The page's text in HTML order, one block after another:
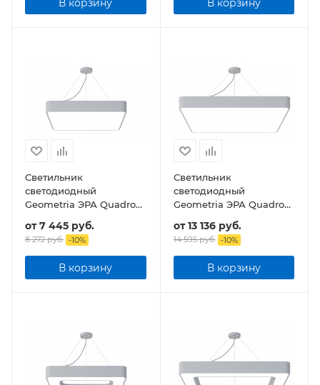
Светильник
светодиодный
Geometria ЭРА Quadro
50Вт 4000К 3700Лм
IP40 600*600*80
подвесной
от7 445 руб.
8 272 руб. -10%
В корзину
Светильник
светодиодный
Geometria ЭРА Quadro
4000К 17300Лм IP40
800*800*80 подвесной
от13 136 руб.
14 595 руб. -10%
В корзину